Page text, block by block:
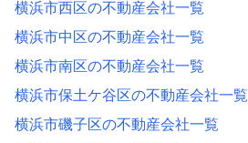
横浜市西区の不動産会社一覧
横浜市中区の不動産会社一覧
横浜市南区の不動産会社一覧
横浜市保土ケ谷区の不動産会社一覧
横浜市磯子区の不動産会社一覧